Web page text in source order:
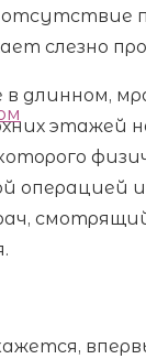
слезно
длинном,
операцией